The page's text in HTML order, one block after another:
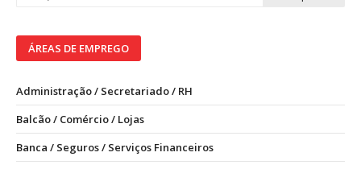
ÁREAS DE EMPREGO
Administração / Secretariado / RH
Balcão / Comércio / Lojas
Banca / Seguros / Serviços Financeiros